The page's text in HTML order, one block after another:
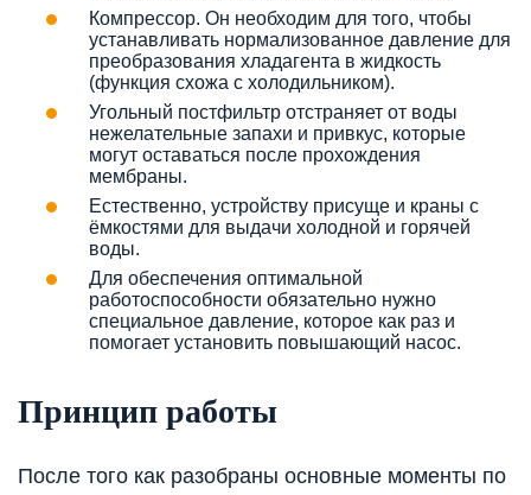
Компрессор. Он необходим для того, чтобы
устанавливать нормализованное давление для
преобразования хладагента в жидкость
(функция схожа с холодильником).
Угольный постфильтр отстраняет от воды
нежелательные запахи и привкус, которые
могут оставаться после прохождения
мембраны.
Естественно, устройству присуще и краны с
ёмкостями для выдачи холодной и горячей
воды.
Для обеспечения оптимальной
работоспособности обязательно нужно
специальное давление, которое как раз и
помогает установить повышающий насос.
Принцип работы
После того как разобраны основные моменты по